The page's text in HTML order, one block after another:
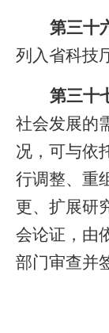
第三十
列入省科技
第三十
社会发展的
况，可与依
行调整、重
更、扩展研
会论证，由
部门审查并